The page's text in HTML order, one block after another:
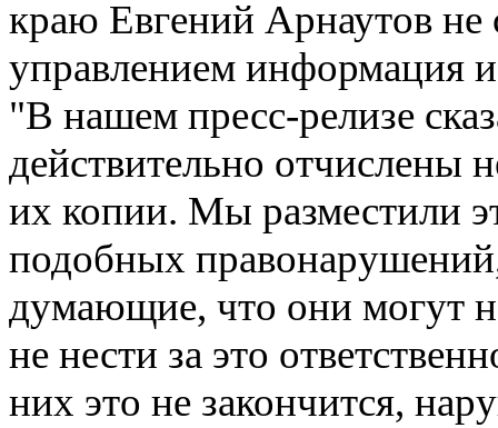
краю Евгений Арнаутов не
управлением информация
"В нашем пресс-релизе
действительно отчислены
их копии. Мы разместили
подобных
думающие, что они могут
не нести за это
них это не закончится,